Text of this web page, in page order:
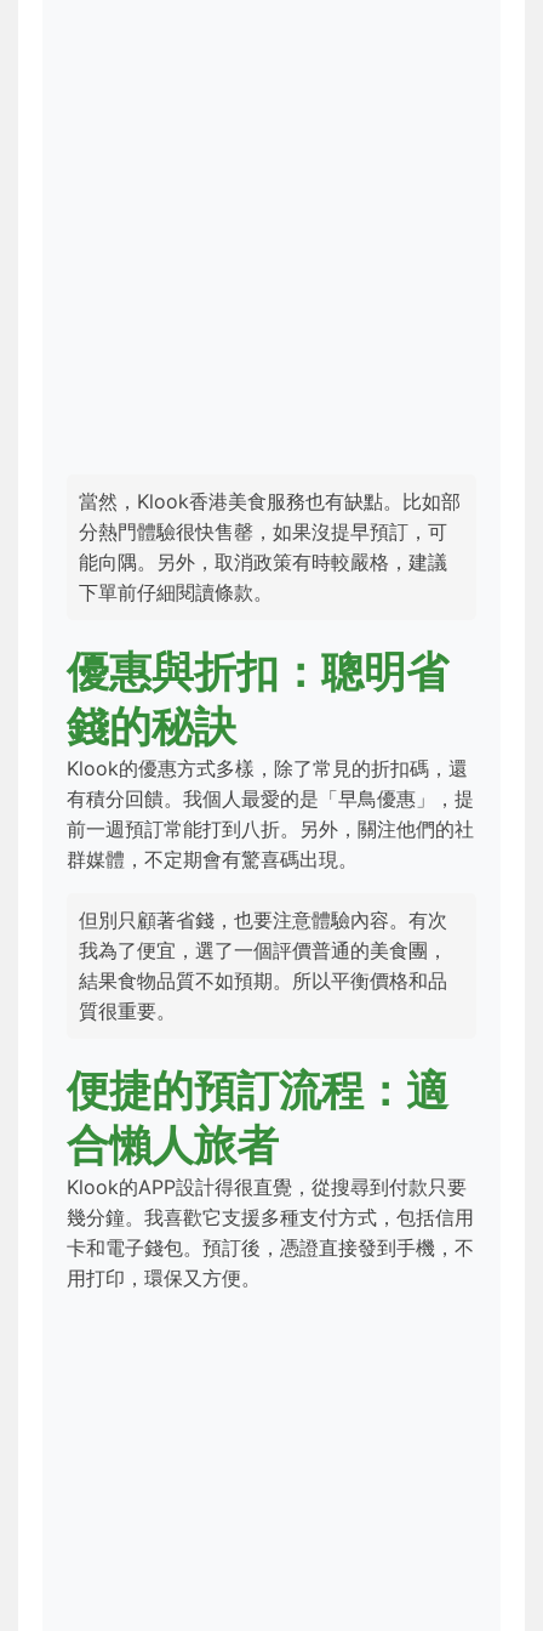
當然，Klook香港美食服務也有缺點。比如部
分熱門體驗很快售罄，如果沒提早預訂，可
能向隅。另外，取消政策有時較嚴格，建議
下單前仔細閱讀條款。
優惠與折扣：聰明省
錢的秘訣
Klook的優惠方式多樣，除了常見的折扣碼，還
有積分回饋。我個人最愛的是「早鳥優惠」，提
前一週預訂常能打到八折。另外，關注他們的社
群媒體，不定期會有驚喜碼出現。
但別只顧著省錢，也要注意體驗內容。有次
我為了便宜，選了一個評價普通的美食團，
結果食物品質不如預期。所以平衡價格和品
質很重要。
便捷的預訂流程：適
合懶人旅者
Klook的APP設計得很直覺，從搜尋到付款只要
幾分鐘。我喜歡它支援多種支付方式，包括信用
卡和電子錢包。預訂後，憑證直接發到手機，不
用打印，環保又方便。